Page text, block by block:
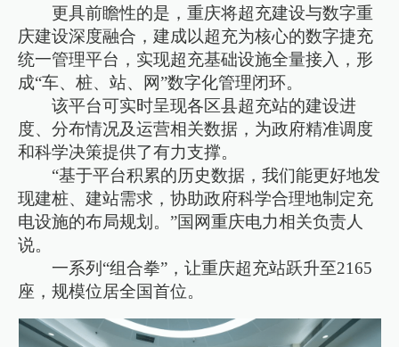
更具前瞻性的是，重庆将超充建设与数字重
庆建设深度融合，建成以超充为核心的数字捷充
统一管理平台，实现超充基础设施全量接入，形
成“车、桩、站、网”数字化管理闭环。
该平台可实时呈现各区县超充站的建设进
度、分布情况及运营相关数据，为政府精准调度
和科学决策提供了有力支撑。
“基于平台积累的历史数据，我们能更好地发
现建桩、建站需求，协助政府科学合理地制定充
电设施的布局规划。”国网重庆电力相关负责人
说。
一系列“组合拳”，让重庆超充站跃升至2165
座，规模位居全国首位。